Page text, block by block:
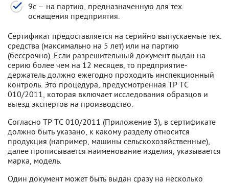
9с – на партию, предназначенную для тех.
оснащения предприятия.
Сертификат предоставляется на серийно выпускаемые тех.
средства (максимально на 5 лет) или на партию
(бессрочно). Если разрешительный документ выдан на
серию более чем на 12 месяцев, то предприятие-
держатель должно ежегодно проходить инспекционный
контроль. Это процедура, предусмотренная ТР ТС
010/2011, которая включает исследования образцов и
выезд экспертов на производство.
Согласно ТР ТС 010/2011 (Приложение 3), в сертификате
должно быть указано, к какому разделу относится
продукция (например, машины сельскохозяйственные),
далее прописывается наименование изделия, указывается
марка, модель.
Один документ может быть выдан сразу на несколько